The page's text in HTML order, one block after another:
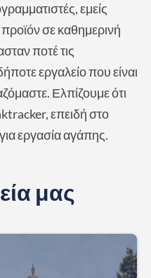
εμείς
σε καθημερινή
ποτέ τις
εργαλείο που είναι
Ελπίζουμε ότι
επειδή στο
εργασία αγάπης.
μας